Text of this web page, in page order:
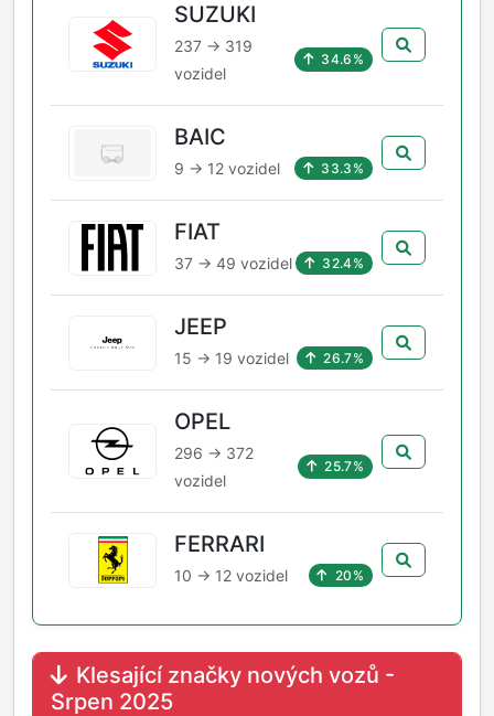
SUZUKI
237 → 319
vozidel
34.6%
BAIC
9 → 12 vozidel 33.3%
FIAT
37 → 49 vozidel 32.4%
JEEP
15 → 19 vozidel 26.7%
OPEL
296 → 372
vozidel
25.7%
FERRARI
10 → 12 vozidel 20%
Klesající značky nových vozů -
Srpen 2025